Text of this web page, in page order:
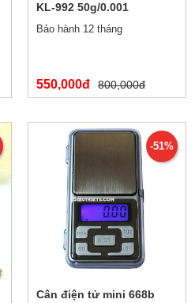
KL-992 50g/0.001
Bảo hành 12 tháng
550,000đ 800,000đ
-51%
Cân điện tử mini 668b